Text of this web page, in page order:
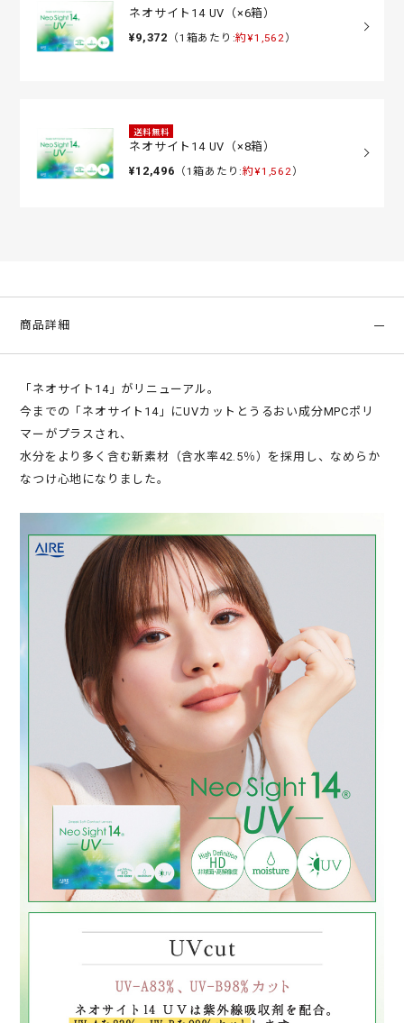
ネオサイト14 UV（×6箱）
¥9,372 （1箱あたり:約¥1,562）
送料無料
ネオサイト14 UV（×8箱）
¥12,496 （1箱あたり:約¥1,562）
商品詳細
「ネオサイト14」がリニューアル。
今までの「ネオサイト14」にUVカットとうるおい成分MPCポリ
マーがプラスされ、
水分をより多く含む新素材（含水率42.5％）を採用し、なめらか
なつけ心地になりました。